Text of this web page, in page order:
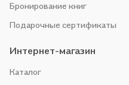
Бронирование книг
Подарочные сертификаты
Интернет-магазин
Каталог